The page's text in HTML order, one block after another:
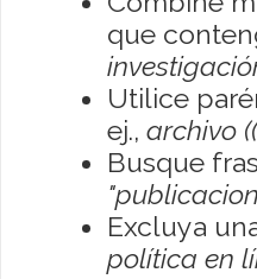
que
Utilice
ej., archivo
Busque
Excluya
política en